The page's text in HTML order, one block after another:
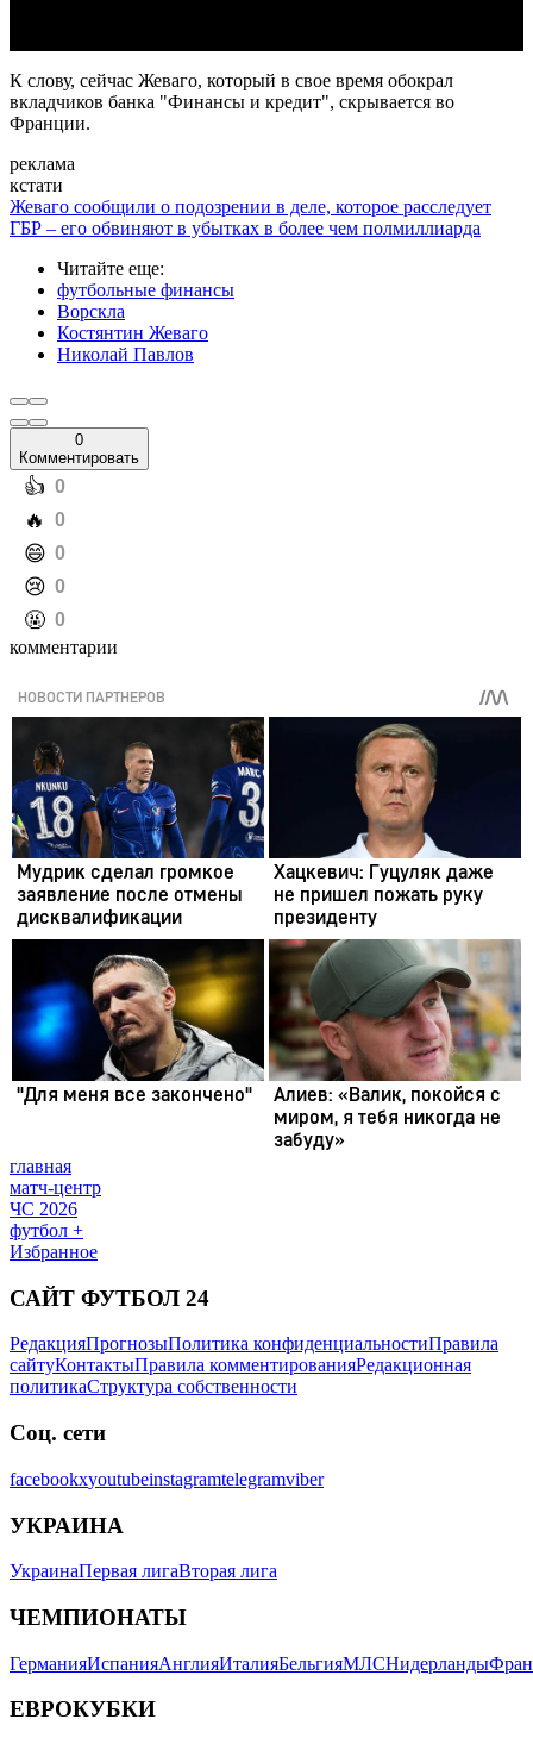
К слову, сейчас Жеваго, который в свое время обокрал
вкладчиков банка "Финансы и кредит", скрывается во
Франции.
реклама
кстати
Жеваго сообщили о подозрении в деле, которое расследует
ГБР – его обвиняют в убытках в более чем полмиллиарда
Читайте еще:
футбольные финансы
Ворскла
Костянтин Жеваго
Николай Павлов
0
Комментировать
️👍 0
️🔥 0
️😄 0
️😢 0
️🤬 0
комментарии
главная
матч-центр
ЧС 2026
футбол +
Избранное
САЙТ ФУТБОЛ 24
РедакцияПрогнозыПолитика конфиденциальностиПравила
сайтуКонтактыПравила комментированияРедакционная
политикаСтруктура собственности
Соц. сети
facebookxyoutubeinstagramtelegramviber
УКРАИНА
УкраинаПервая лигаВторая лига
ЧЕМПИОНАТЫ
ГерманияИспанияАнглияИталияБельгияМЛСНидерланды
ЕВРОКУБКИ